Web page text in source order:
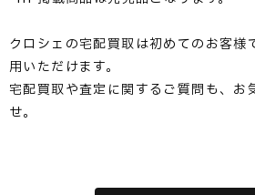
クロシェの宅配買取は初めてのお客様
用いただけます。
宅配買取や査定に関するご質問も、お
せ。